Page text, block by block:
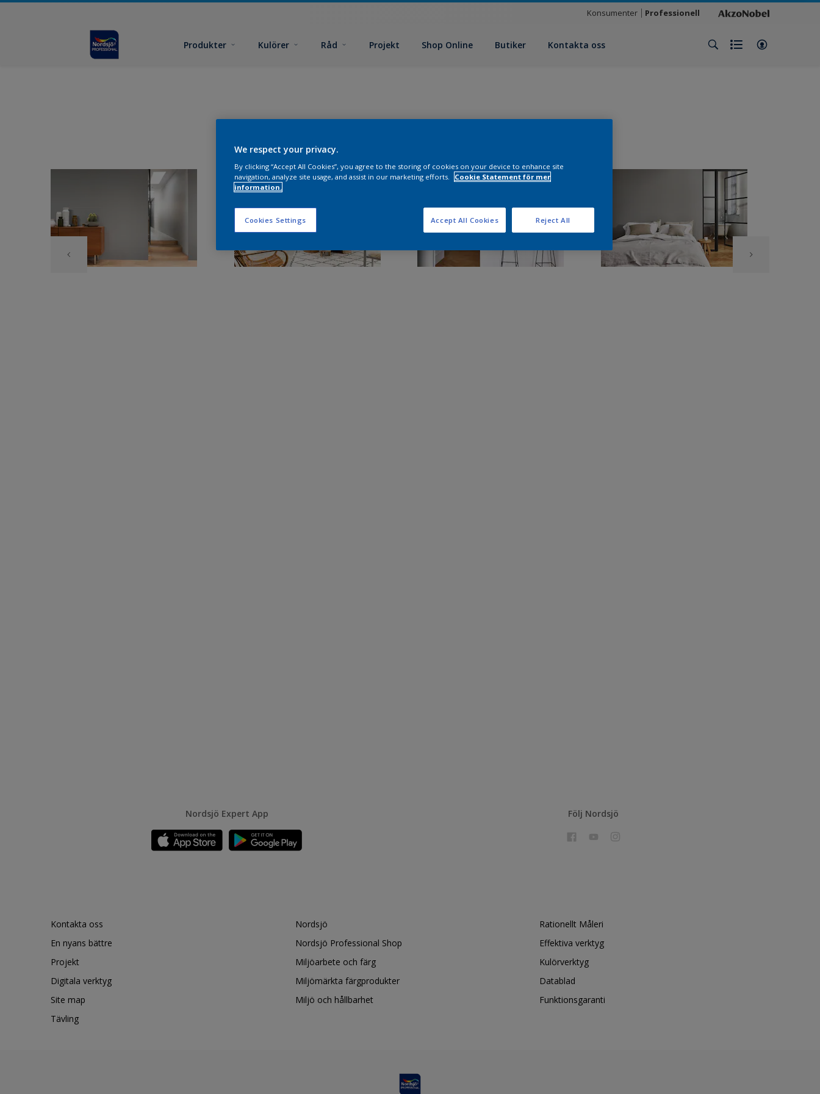
Konsumenter Professionell
Produkter Kulörer Råd Projekt Shop Online Butiker Kontakta oss
Nordsjö Expert App Följ Nordsjö
Kontakta oss
En nyans bättre
Projekt
Digitala verktyg
Site map
Tävling
Nordsjö
Nordsjö Professional Shop
Miljöarbete och färg
Miljömärkta färgprodukter
Miljö och hållbarhet
Rationellt Måleri
Effektiva verktyg
Kulörverktyg
Datablad
Funktionsgaranti
We respect your privacy.
By clicking “Accept All Cookies”, you agree to the storing of cookies on your device to enhance site
navigation, analyze site usage, and assist in our marketing efforts.
Cookie Statement för mer
information.
Cookies Settings Reject All
Accept All Cookies